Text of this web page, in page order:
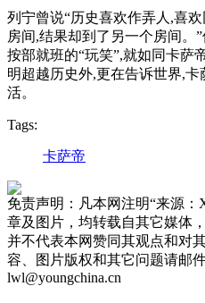
列宁曾说“历史喜欢作弄人,喜
房间,结果却到了另一个房间。
按部就班的“玩笑”,就如同卡萨
明超越历史外,更在告诉世界,
活。
Tags:
卡萨帝
免责声明：凡本网注明“来源
章及图片，均转载自其它媒体
并不代表本网赞同其观点和对
容、图片版权和其它问题请邮
lwl@youngchina.cn